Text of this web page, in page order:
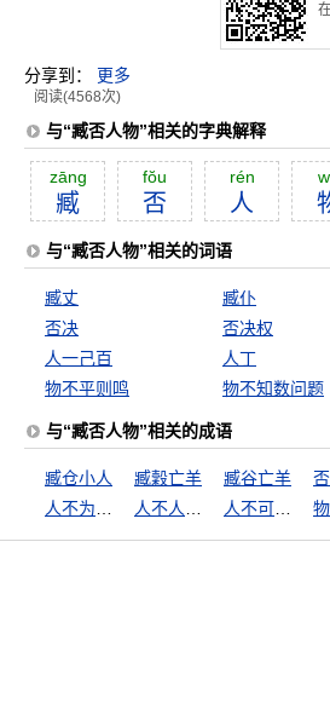
分享到： 更多
阅读(4568次)
与“臧否人物”相关的字典解释
zāng
臧
fŏu
否
rén
人
与“臧否人物”相关的词语
臧丈 臧仆
否决
否决权
人一己百
人丁
物不平则鸣
物不知数问题
与“臧否人物”相关的成语
臧仓小人 臧穀亡羊 臧谷亡羊